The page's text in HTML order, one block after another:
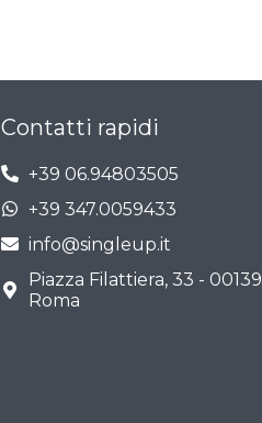
Contatti rapidi
+39 06.94803505
+39 347.0059433
info@singleup.it
Piazza Filattiera, 33 - 00139
Roma